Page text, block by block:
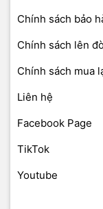
Chính sách bảo
Chính sách lên
Chính sách mua
Liên hệ
Facebook Page
TikTok
Youtube